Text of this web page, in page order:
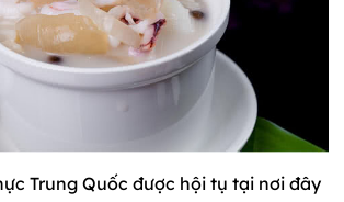
Trung Quốc được hội tụ tại nơi đây